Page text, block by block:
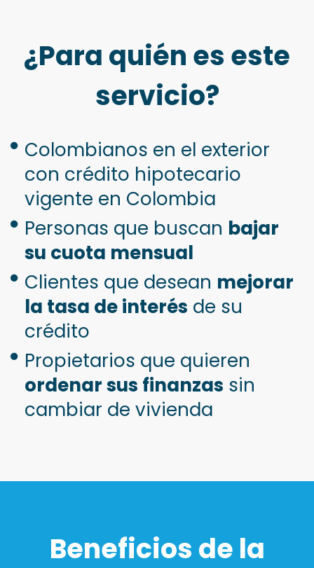
¿Para quién es este
servicio?
Colombianos en el exterior
con crédito hipotecario
vigente en Colombia
Personas que buscan bajar
su cuota mensual
Clientes que desean mejorar
la tasa de interés de su
crédito
Propietarios que quieren
ordenar sus finanzas sin
cambiar de vivienda
Beneficios de la